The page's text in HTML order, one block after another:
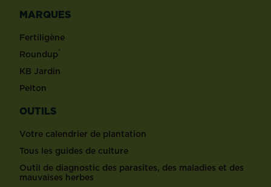
MARQUES
Fertiligène
Roundup®
KB Jardin
Pelton
OUTILS
Votre calendrier de plantation
Tous les guides de culture
Outil de diagnostic des parasites, des maladies et des
mauvaises herbes